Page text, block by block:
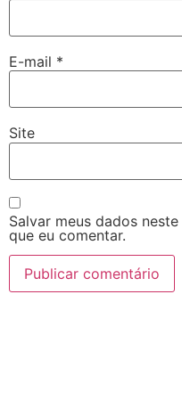
E-mail *
Site
Salvar meus dados
que eu comentar.